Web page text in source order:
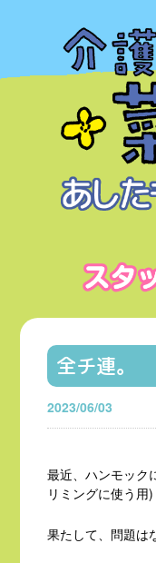
全チ連。
2023/06/03
最近、ハンモック
リミングに使う用)
果たして、問題は